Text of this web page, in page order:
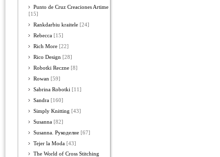
Punto de Cruz Creaciones Artime
[15]
Rankdarbiu kraitele [24]
Rebecca [15]
Rich More [22]
Rico Design [28]
Robotki Reczne [8]
Rowan [59]
Sabrina Robotki [11]
Sandra [160]
Simply Knitting [43]
Susanna [82]
Susanna. Рукоделие [67]
Tejer la Moda [43]
The World of Cross Stitching